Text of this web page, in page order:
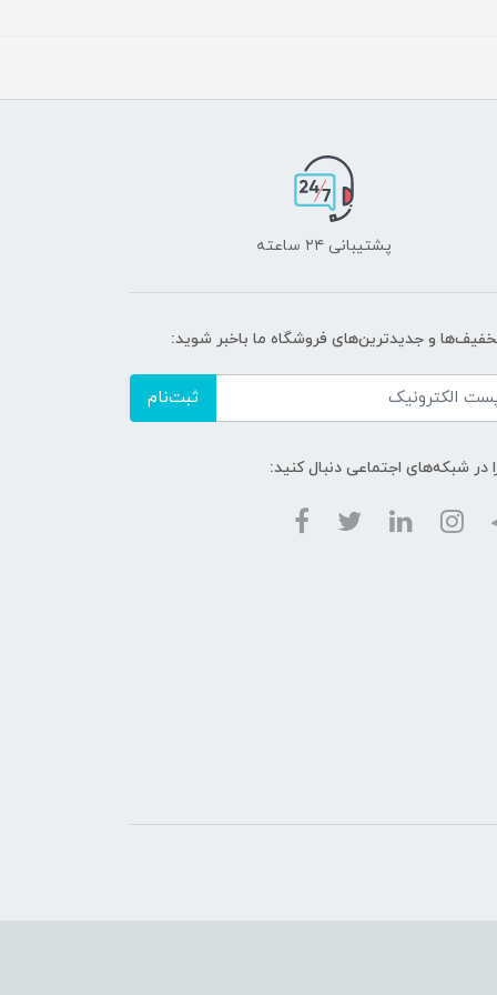
پشتیبانی ۲۴ ساعته
و جدیدترین‌های فروشگاه ما باخبر شوید:
ثبت‌نام
در شبکه‌های اجتماعی دنبال کنید: